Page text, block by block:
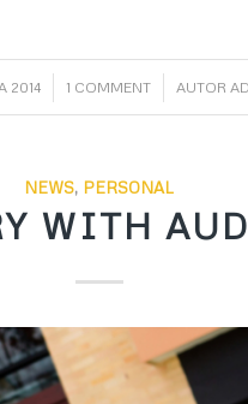
2014 1 COMMENT
/ AUTOR
NEWS, PERSONAL
WITH